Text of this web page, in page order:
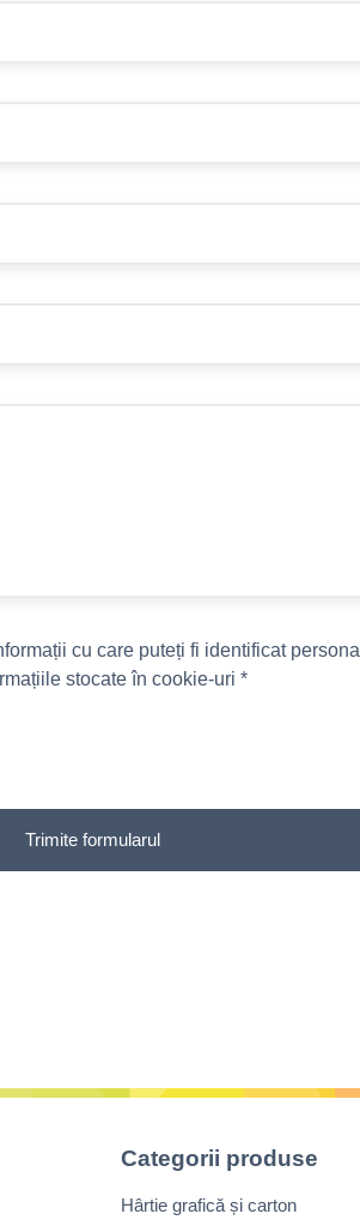
cu care puteți fi identificat
stocate în cookie-uri *
Trimite formularul
Categorii produse
Hârtie grafică și carton